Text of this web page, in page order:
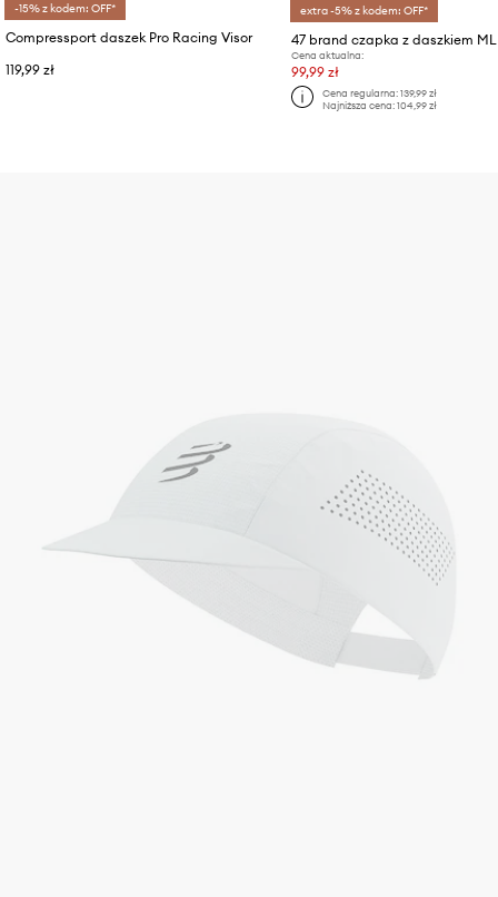
-15% z kodem: OFF*
Compressport daszek Pro Racing Visor
119,99 zł
extra -5% z kodem: OFF*
Cena aktualna:
99,99 zł
Cena regularna:139,99 zł
Najniższa cena:104,99 zł